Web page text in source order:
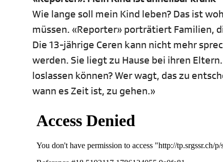
Wie lange soll mein Kind leben? Das ist
müssen. «Reporter» porträtiert Familien,
Die 13-jährige Ceren kann nicht mehr
werden. Sie liegt zu Hause bei ihren
loslassen können? Wer wagt, das zu
wann es Zeit ist, zu gehen.»